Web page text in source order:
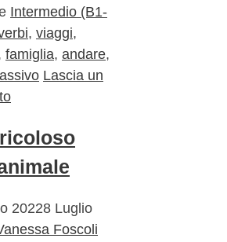
Intermedio (B1-
, viaggi,
famiglia, andare,
Lascia un
20228 Luglio
Foscoli